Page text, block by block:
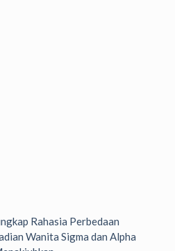
Rahasia Perbedaan
Wanita Sigma dan Alpha